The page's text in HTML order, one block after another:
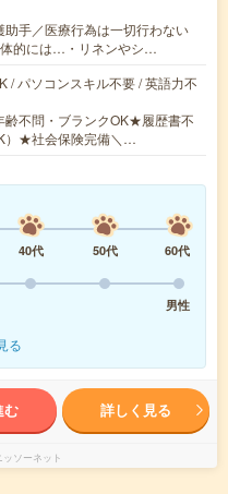
手／医療行為は一切行わない
的には…・リネンやシ…
/ パソコンスキル不要 / 英語力不
不問・ブランクOK★履歴書不
）★社会保険完備＼…
40代 50代
60代
男性
る
む 詳しく見る
ソーネット